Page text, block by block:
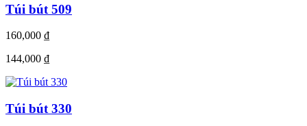
Túi bút 509
160,000 ₫
144,000 ₫
Túi bút 330